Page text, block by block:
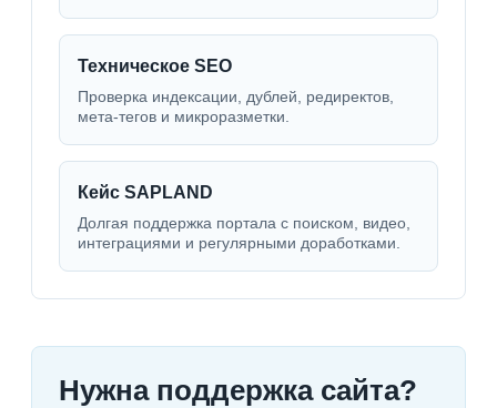
Техническое SEO
Проверка индексации, дублей, редиректов,
мета-тегов и микроразметки.
Кейс SAPLAND
Долгая поддержка портала с поиском, видео,
интеграциями и регулярными доработками.
Нужна поддержка сайта?